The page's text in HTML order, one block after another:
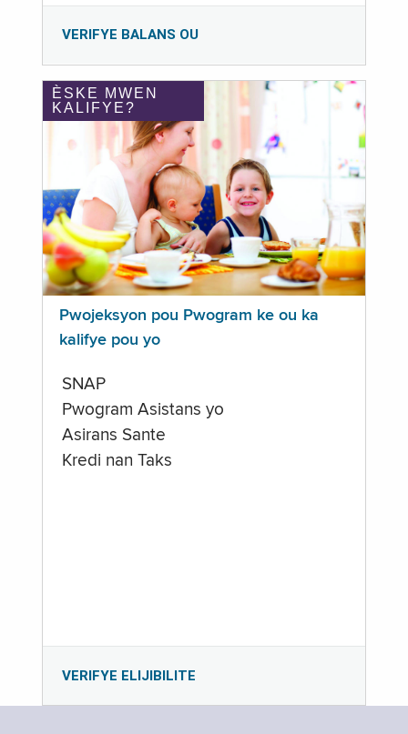
VERIFYE BALANS OU
ÈSKE MWEN
KALIFYE?
Pwojeksyon pou Pwogram ke ou ka
kalifye pou yo
SNAP
Pwogram Asistans yo
Asirans Sante
Kredi nan Taks
VERIFYE ELIJIBILITE